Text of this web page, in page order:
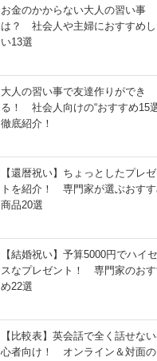
お金のかからない大人の習い事
は？ 社会人や主婦におすすめし
い13選
大人の習い事で友達作りができ
る！ 社会人向けの“おすすめ15
徹底紹介！
【還暦祝い】ちょっとしたプレ
トを紹介！ 専門家が選ぶおす
商品20選
【結婚祝い】予算5000円でハイ
スなプレゼント！ 専門家のおす
め22選
【比較表】英会話で全く話せな
心者向け！ オンライン＆対面の